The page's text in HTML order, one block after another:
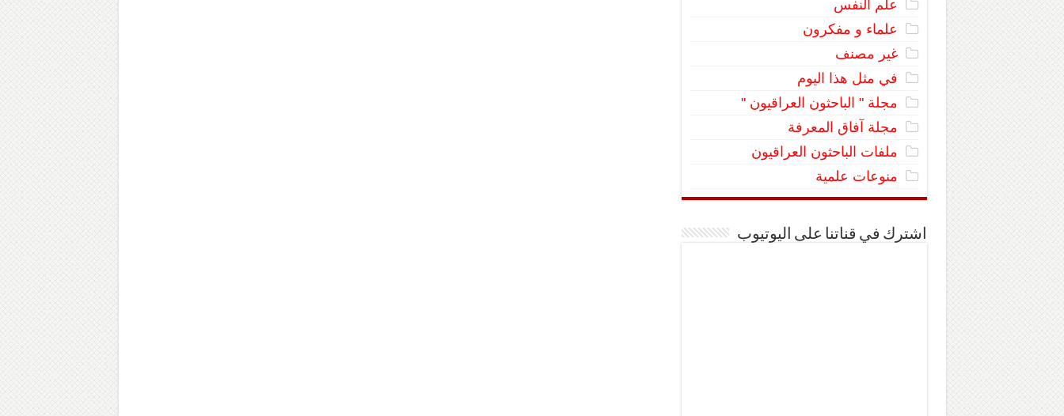
علم النفس
علماء و مفكرون
غير مصنف
في مثل هذا اليوم
مجلة " الباحثون العراقيون "
مجلة آفاق المعرفة
ملفات الباحثون العراقيون
منوعات علمية
اشترك في قناتنا على اليوتيوب